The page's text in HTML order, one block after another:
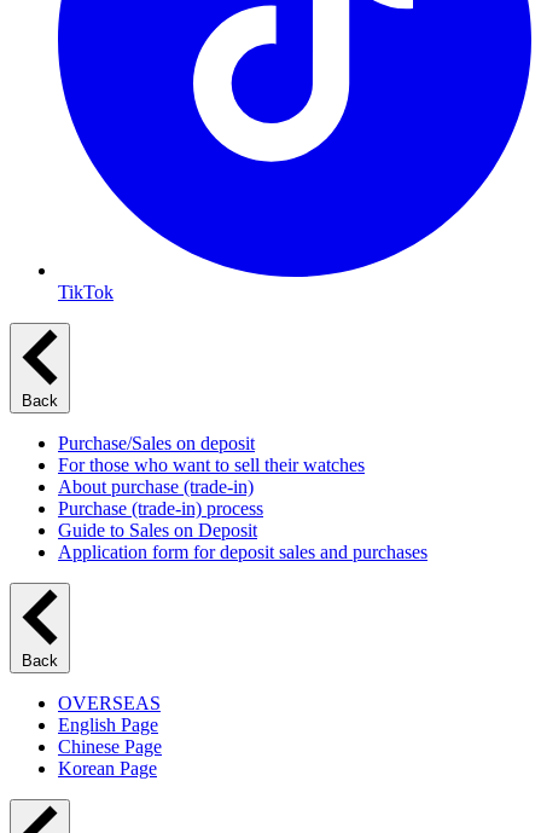
TikTok
Back
Purchase/Sales on deposit
For those who want to sell their watches
About purchase (trade-in)
Purchase (trade-in) process
Guide to Sales on Deposit
Application form for deposit sales and purchases
Back
OVERSEAS
English Page
Chinese Page
Korean Page